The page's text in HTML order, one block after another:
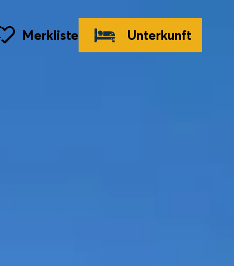
Merkliste Unterkunft